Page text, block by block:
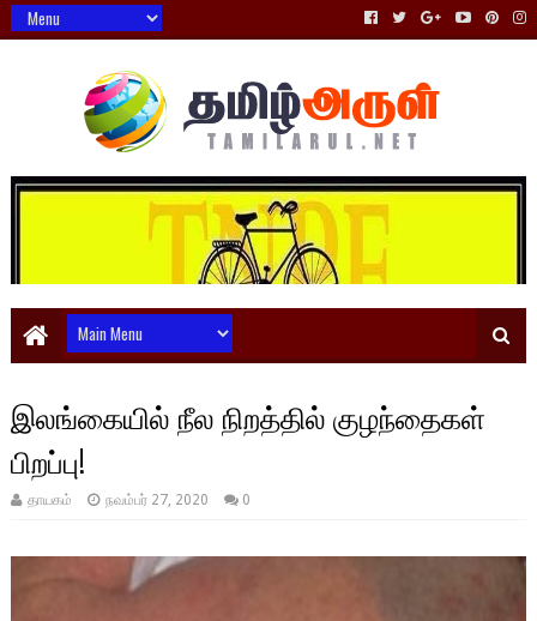
இலங்கையில் நீல நிறத்தில் குழந்தைகள்
பிறப்பு!
தாயகம் நவம்பர் 27, 2020 0